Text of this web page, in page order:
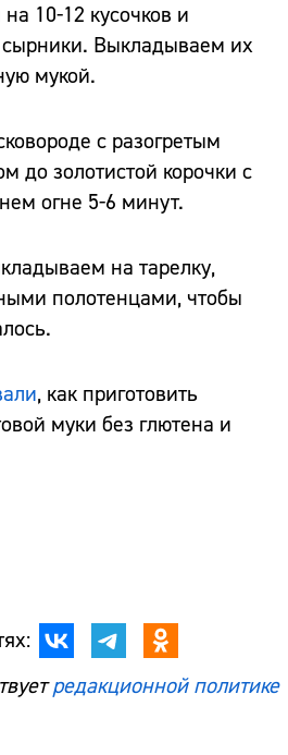
10-12 кусочков и
Выкладываем их
мукой.
с разогретым
до золотистой корочки с
огне 5-6 минут.
на тарелку,
полотенцами, чтобы
, как приготовить
муки без глютена и
редакционной политике